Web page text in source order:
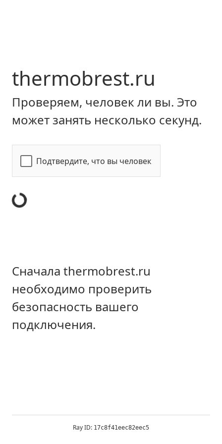
thermobrest.ru
Проверяем, человек ли вы. Это
может занять несколько секунд.
Подтвердите, что вы человек
Сначала thermobrest.ru
необходимо проверить
безопасность вашего
подключения.
Ray ID: 17c8f41eec82eec5